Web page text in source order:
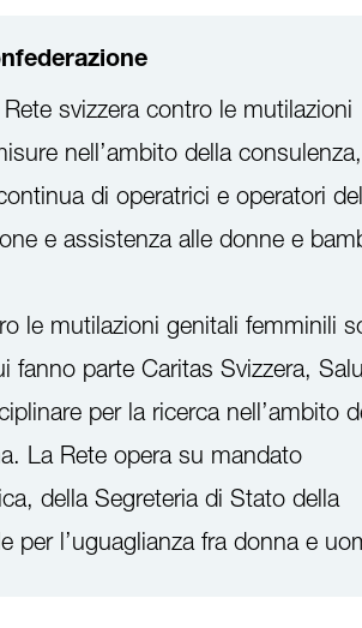
svizzera contro le mutilazioni
nell’ambito della consulenza,
di operatrici e operatori del
e assistenza alle donne e
le mutilazioni genitali femminili
fanno parte Caritas Svizzera,
per la ricerca nell’ambito
La Rete opera su mandato
della Segreteria di Stato della
per l’uguaglianza fra donna e